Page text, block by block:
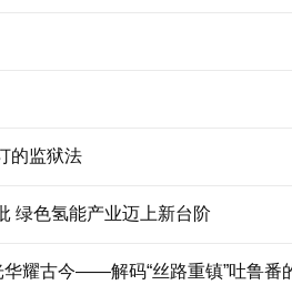
的监狱法
绿色氢能产业迈上新台阶
华耀古今——解码“丝路重镇”吐鲁番